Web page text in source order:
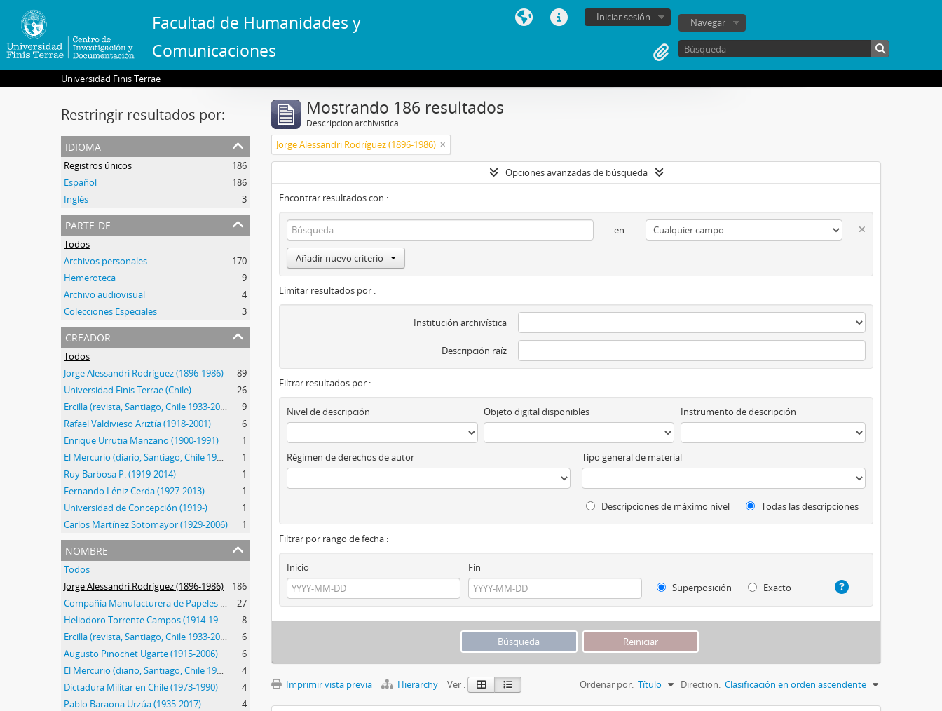
Facultad de Humanidades y
Comunicaciones
Iniciar sesión Navegar
Universidad Finis Terrae
Restringir resultados por:
idioma
Registros únicos
186
Español
186
Inglés
3
parte de
Todos
Archivos personales
170
Hemeroteca
9
Archivo audiovisual
4
Colecciones Especiales
3
creador
Todos
Jorge Alessandri Rodríguez (1896-1986)
89
Universidad Finis Terrae (Chile)
26
Ercilla (revista, Santiago, Chile 1933-2015)
9
Rafael Valdivieso Ariztía (1918-2001)
6
Enrique Urrutia Manzano (1900-1991)
1
El Mercurio (diario, Santiago, Chile 1900-)
1
Ruy Barbosa P. (1919-2014)
1
Fernando Léniz Cerda (1927-2013)
1
Universidad de Concepción (1919-)
1
Carlos Martínez Sotomayor (1929-2006)
1
nombre
Todos
Jorge Alessandri Rodríguez (1896-1986)
186
Compañía Manufacturera de Papeles y Cartones (1920-)
27
Heliodoro Torrente Campos (1914-1995)
8
Ercilla (revista, Santiago, Chile 1933-2015)
6
Augusto Pinochet Ugarte (1915-2006)
6
El Mercurio (diario, Santiago, Chile 1900-)
4
Dictadura Militar en Chile (1973-1990)
4
Pablo Baraona Urzúa (1935-2017)
4
Mostrando 186 resultados
Descripción archivística
Jorge Alessandri Rodríguez (1896-1986)
Opciones avanzadas de búsqueda
Encontrar resultados con :
en
Añadir nuevo criterio
Limitar resultados por :
Institución archivística
Descripción raíz
Filtrar resultados por :
Nivel de descripción Objeto digital disponibles Instrumento de descripción
Régimen de derechos de autor Tipo general de material
Descripciones de máximo nivel Todas las descripciones
Filtrar por rango de fecha :
Inicio
Fin
Superposición
Exacto
Imprimir vista previa Hierarchy Ver : Ordenar por: Título Direction: Clasificación en orden ascendente